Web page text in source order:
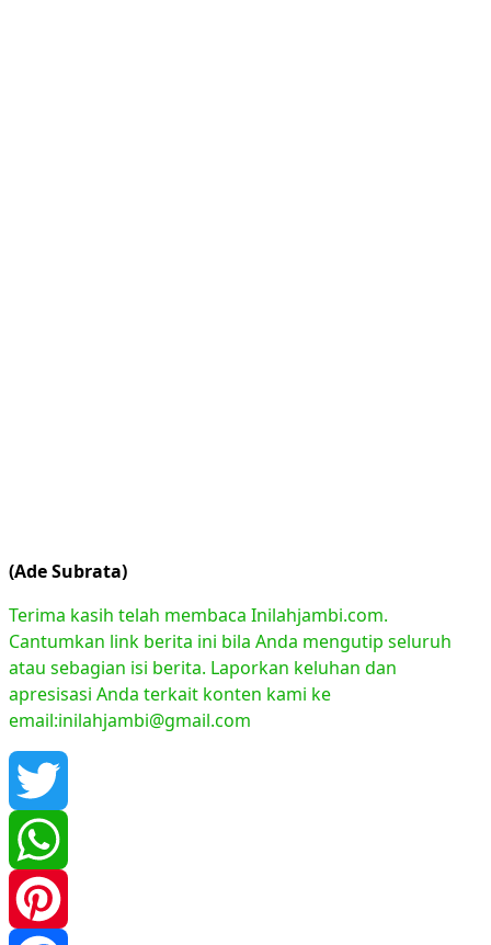
(Ade Subrata)
Terima kasih telah membaca Inilahjambi.com.
Cantumkan link berita ini bila Anda mengutip seluruh
atau sebagian isi berita. Laporkan keluhan dan
apresisasi Anda terkait konten kami ke
email:inilahjambi@gmail.com
Twitter
WhatsApp